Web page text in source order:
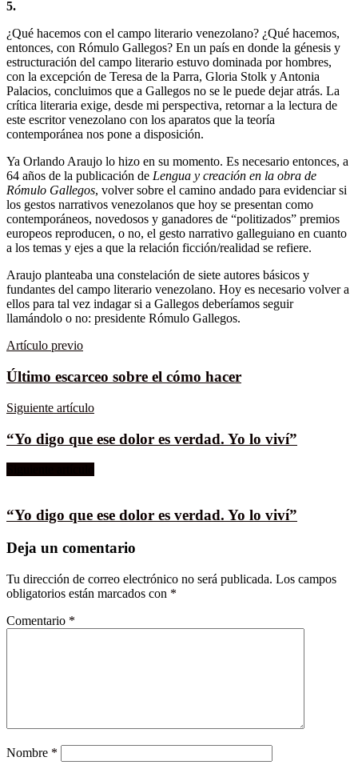
5.
¿Qué hacemos con el campo literario venezolano? ¿Qué hacemos,
entonces, con Rómulo Gallegos? En un país en donde la génesis y
estructuración del campo literario estuvo dominada por hombres,
con la excepción de Teresa de la Parra, Gloria Stolk y Antonia
Palacios, concluimos que a Gallegos no se le puede dejar atrás. La
crítica literaria exige, desde mi perspectiva, retornar a la lectura de
este escritor venezolano con los aparatos que la teoría
contemporánea nos pone a disposición.
Ya Orlando Araujo lo hizo en su momento. Es necesario entonces, a
64 años de la publicación de Lengua y creación en la obra de
Rómulo Gallegos, volver sobre el camino andado para evidenciar si
los gestos narrativos venezolanos que hoy se presentan como
contemporáneos, novedosos y ganadores de “politizados” premios
europeos reproducen, o no, el gesto narrativo galleguiano en cuanto
a los temas y ejes a que la relación ficción/realidad se refiere.
Araujo planteaba una constelación de siete autores básicos y
fundantes del campo literario venezolano. Hoy es necesario volver a
ellos para tal vez indagar si a Gallegos deberíamos seguir
llamándolo o no: presidente Rómulo Gallegos.
Artículo previo
Último escarceo sobre el cómo hacer
Siguiente artículo
“Yo digo que ese dolor es verdad. Yo lo viví”
“Yo digo que ese dolor es verdad. Yo lo viví”
Deja un comentario
Tu dirección de correo electrónico no será publicada. Los campos
obligatorios están marcados con *
Comentario *
Nombre *